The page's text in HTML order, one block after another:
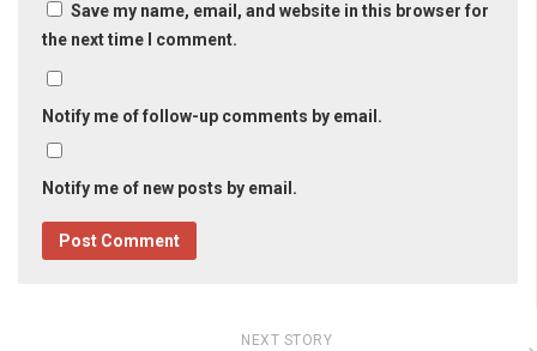
Save my name, email, and website in this browser for
the next time I comment.
Notify me of follow-up comments by email.
Notify me of new posts by email.
NEXT STORY